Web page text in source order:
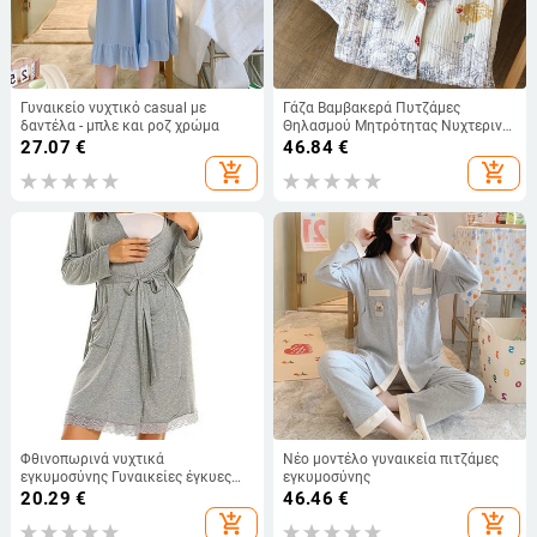
Γυναικείο νυχτικό casual με
δαντέλα - μπλε και ροζ χρώμα
27.07 €
add_shopping_cart
Γάζα Βαμβακερά Πυτζάμες
Θηλασμού Μητρότητας Νυχτερινά
Θηλασμού για Έγκυες Κοστούμια
πιτζάμες εγκυμοσύνης 2023 Νέα
ρούχα
46.84€
add_shopping_cart
Φθινοπωρινά νυχτικά
εγκυμοσύνης Γυναικείες έγκυες
θηλάζουσες Θηλάζουν Μασίφ
δαντελένιο νυχτικό φόρεμα με
τσέπες Πυτζάμα θηλασμού
20.29 €
add_shopping_cart
Νέο μοντέλο γυναικεία πιτζάμες
εγκυμοσύνης
46.46 €
add_shopping_cart